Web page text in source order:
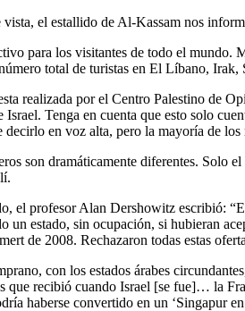
vista, el estallido de Al-Kassam nos
para los visitantes de todo el mundo.
total de turistas en El Líbano, Irak,
realizada por el Centro Palestino de
Tenga en cuenta que esto solo
decirlo en voz alta, pero la mayoría de
son dramáticamente diferentes. Solo
el profesor Alan Dershowitz escribió:
un estado, sin ocupación, si hubieran
de 2008. Rechazaron todas estas
con los estados árabes
que recibió cuando Israel [se fue]… la
haberse convertido en un ‘Singapur